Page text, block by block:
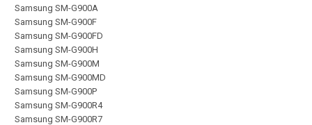
Samsung SM-G900A
Samsung SM-G900F
Samsung SM-G900FD
Samsung SM-G900H
Samsung SM-G900M
Samsung SM-G900MD
Samsung SM-G900P
Samsung SM-G900R4
Samsung SM-G900R7